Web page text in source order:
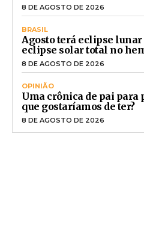
8 DE AGOSTO DE 2026
BRASIL
Agosto terá eclipse
eclipse solar total no
8 DE AGOSTO DE 2026
OPINIÃO
Uma crônica de pai para
que gostaríamos de ter?
8 DE AGOSTO DE 2026